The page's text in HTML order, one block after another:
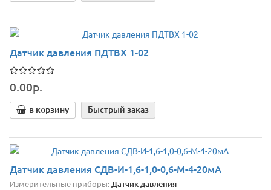
Датчик давления ПДТВХ 1-02
0.00р.
в корзину Быстрый заказ
Датчик давления СДВ-И-1,6-1,0-0,6-М-4-20мА
Измерительные приборы:Датчик давления